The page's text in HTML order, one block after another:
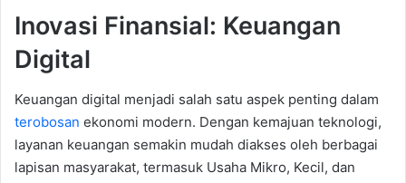
Inovasi Finansial: Keuangan
Digital
Keuangan digital menjadi salah satu aspek penting dalam
terobosan ekonomi modern. Dengan kemajuan teknologi,
layanan keuangan semakin mudah diakses oleh berbagai
lapisan masyarakat, termasuk Usaha Mikro, Kecil, dan